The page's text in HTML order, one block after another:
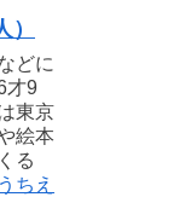
どに
才9
東京
絵本
る
ちえ